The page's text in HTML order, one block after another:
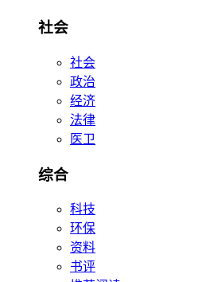
社会
社会
政治
经济
法律
医卫
综合
科技
环保
资料
书评